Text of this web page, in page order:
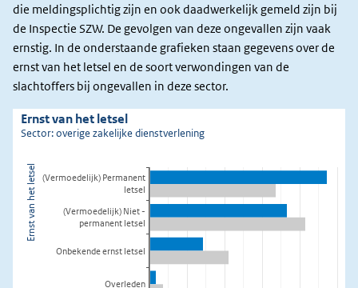
die meldingsplichtig zijn en ook daadwerkelijk gemeld zijn bij
de Inspectie SZW. De gevolgen van deze ongevallen zijn vaak
ernstig. In de onderstaande grafieken staan gegevens over de
ernst van het letsel en de soort verwondingen van de
slachtoffers bij ongevallen in deze sector.